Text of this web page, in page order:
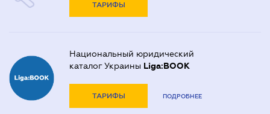
ТАРИФЫ
Национальный юридический
каталог Украины Liga:BOOK
ТАРИФЫ ПОДРОБНЕЕ